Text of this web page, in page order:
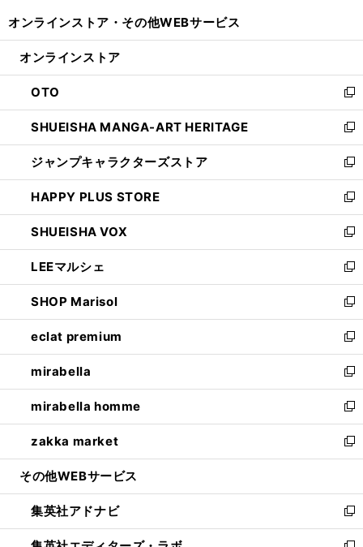
開
ン
ウ
で
開
く
ウ
ン
ド
ウ
で
開
く
オンラインストア・ その他WEBサービス
オンラインストア
OTO
新
し
い
ウ
ィ
ン
ド
ウ
で
開
く
SHUEISHA MANGA-ART HERITAGE
新
し
い
ウ
ィ
ン
ド
ウ
で
開
く
ジャンプキャラクターズストア
新
し
い
ウ
ィ
ン
ド
ウ
で
開
く
HAPPY PLUS STORE
新
し
い
ウ
ィ
ン
ド
ウ
で
開
く
SHUEISHA VOX
新
し
い
ウ
ィ
ン
ド
ウ
で
開
く
LEEマルシェ
新
し
い
ウ
ィ
ン
ド
ウ
で
開
く
SHOP Marisol
新
し
い
ウ
ィ
ン
ド
ウ
で
開
eclat premium
新
し
い
ウ
ィ
ン
ド
ウ
開
く
mirabella
新
し
い
ウ
ィ
ン
ウ
で
開
mirabella homme
新
し
い
ウ
ン
ド
ウ
zakka market
新
し
ウ
ィ
ン
その他WEBサービス
集英社アドナビ
新
し